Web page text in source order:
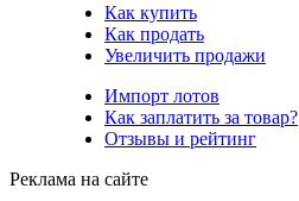
Как купить
Как продать
Увеличить продажи
Импорт лотов
Как заплатить за товар?
Отзывы и рейтинг
Реклама на сайте